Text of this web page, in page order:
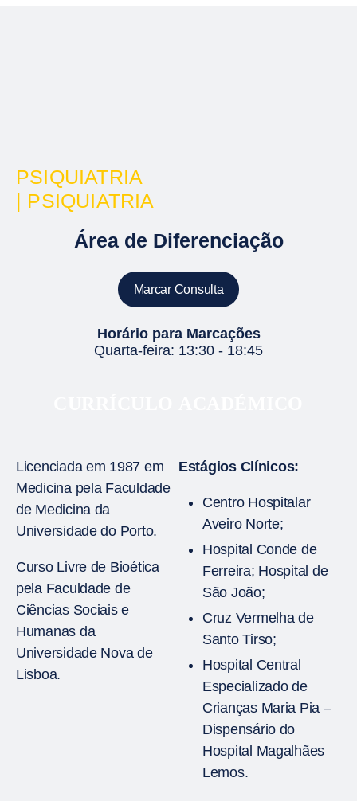
PSIQUIATRIA
| PSIQUIATRIA
Área de Diferenciação
Marcar Consulta
Horário para Marcações
Quarta-feira: 13:30 - 18:45
Licenciada em 1987 em
Medicina pela Faculdade
de Medicina da
Universidade do Porto.
Curso Livre de Bioética
pela Faculdade de
Ciências Sociais e
Humanas da
Universidade Nova de
Lisboa.
Estágios Clínicos:
Centro Hospitalar
Aveiro Norte;
Hospital Conde de
Ferreira; Hospital de
São João;
Cruz Vermelha de
Santo Tirso;
Hospital Central
Especializado de
Crianças Maria Pia –
Dispensário do
Hospital Magalhães
Lemos.